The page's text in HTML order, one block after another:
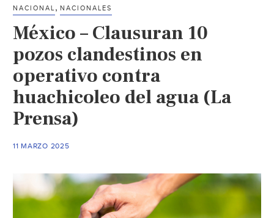
con
más
pozos
clandestinos
de
agua.
NACIONAL ,NACIONALES
México – Clausuran 10
pozos clandestinos en
operativo contra
huachicoleo del agua (La
Prensa)
11 MARZO 2025